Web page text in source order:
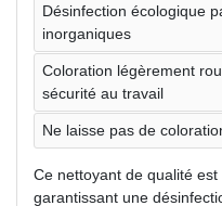
Désinfection écologique
inorganiques
Coloration légèrement
sécurité au travail
Ne laisse pas de
Ce nettoyant de qualité est
garantissant une